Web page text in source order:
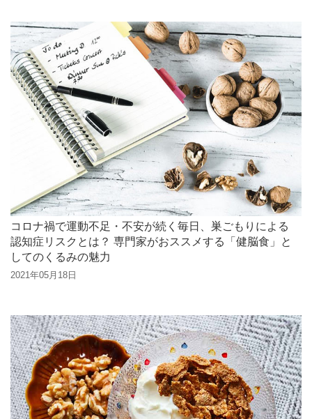
コロナ禍で運動不足・不安が続く毎日、巣ごもりによる
認知症リスクとは？ 専門家がおススメする「健脳食」と
してのくるみの魅力
2021年05月18日